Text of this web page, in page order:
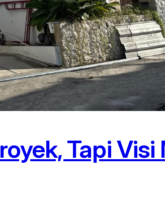
Tapi Visi